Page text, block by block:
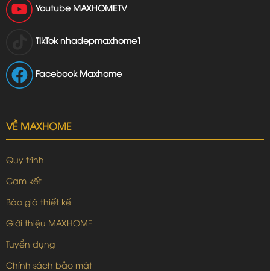
Youtube MAXHOMETV
TikTok nhadepmaxhome1
Facebook Maxhome
VỀ MAXHOME
Quy trình
Cam kết
Báo giá thiết kế
Giới thiệu MAXHOME
Tuyển dụng
Chính sách bảo mật